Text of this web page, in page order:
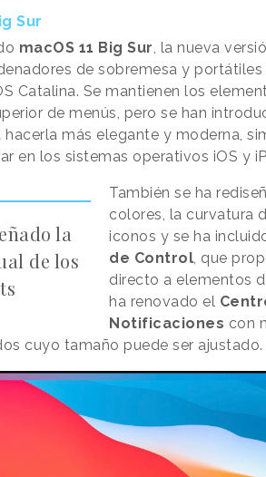
Sur
macOS 11 Big Sur, la nueva
de sobremesa y
Catalina. Se mantienen los
de menús, pero se han
hacerla más elegante y moderna,
en los sistemas operativos iOS y
la
de los
También se ha
colores, la curvatura
iconos y se ha
de Control, que
directo a elementos
ha renovado el
Notificaciones con
cuyo tamaño puede ser ajustado.